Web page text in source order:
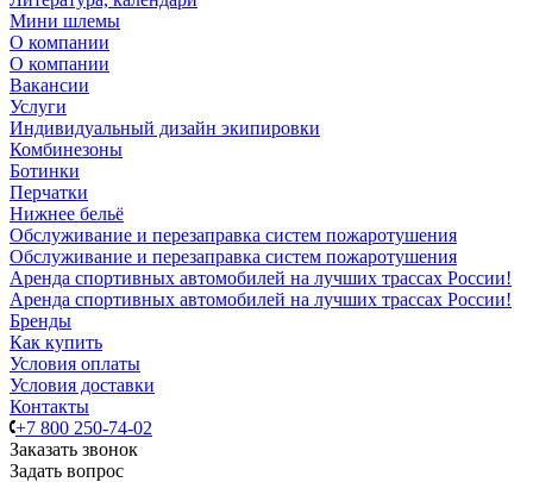
Мини шлемы
О компании
О компании
Вакансии
Услуги
Индивидуальный дизайн экипировки
Комбинезоны
Ботинки
Перчатки
Нижнее бельё
Обслуживание и перезаправка систем пожаротушения
Обслуживание и перезаправка систем пожаротушения
Аренда спортивных автомобилей на лучших трассах России!
Аренда спортивных автомобилей на лучших трассах России!
Бренды
Как купить
Условия оплаты
Условия доставки
Контакты
+7 800 250-74-02
Заказать звонок
Задать вопрос